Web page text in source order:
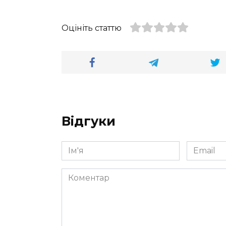
Оцініть статтю
Відгуки
Ім'я
*
Email
*
Коментар